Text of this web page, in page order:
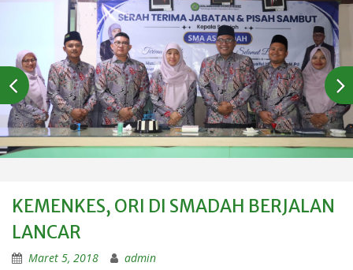
KEMENKES, ORI DI SMADAH BERJALAN
LANCAR
Maret 5, 2018 admin